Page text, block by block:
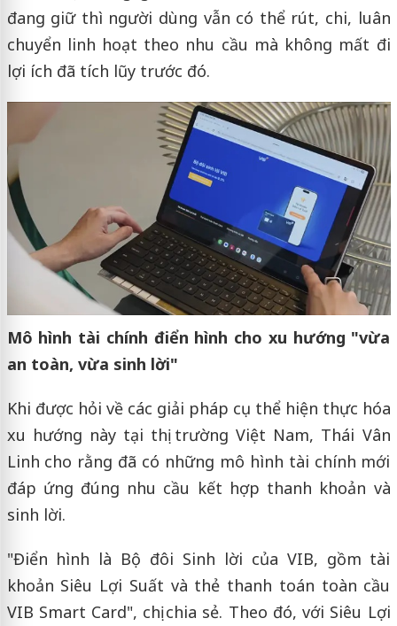
đang giữ thì người dùng vẫn có thể rút, chi, luân
chuyển linh hoạt theo nhu cầu mà không mất đi
lợi ích đã tích lũy trước đó.
Mô hình tài chính điển hình cho xu hướng "vừa
an toàn, vừa sinh lời"
Khi được hỏi về các giải pháp cụ thể hiện thực hóa
xu hướng này tại thị trường Việt Nam, Thái Vân
Linh cho rằng đã có những mô hình tài chính mới
đáp ứng đúng nhu cầu kết hợp thanh khoản và
sinh lời.
"Điển hình là Bộ đôi Sinh lời của VIB, gồm tài
khoản Siêu Lợi Suất và thẻ thanh toán toàn cầu
VIB Smart Card", chị chia sẻ. Theo đó, với Siêu Lợi